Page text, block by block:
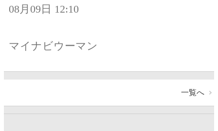
08月09日 12:10
マイナビウーマン
一覧へ